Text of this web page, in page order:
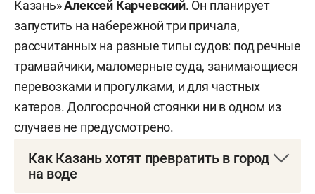
Казань»Алексей Карчевский. Он планирует
запустить на набережной три причала,
рассчитанных на разные типы судов: под речные
трамвайчики, маломерные суда, занимающиеся
перевозками и прогулками, и для частных
катеров. Долгосрочной стоянки ни в одном из
случаев не предусмотрено.
Как Казань хотят превратить в город
на воде